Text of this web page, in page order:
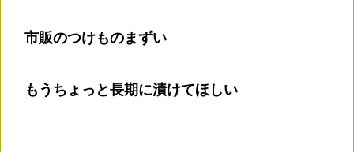
市販のつけものまずい
もうちょっと長期に漬けてほしい